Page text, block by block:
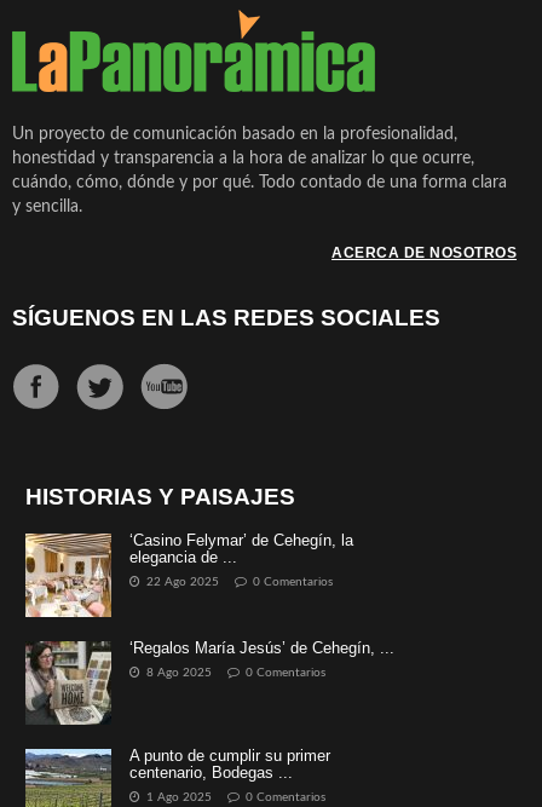
Un proyecto de comunicación basado en la profesionalidad,
honestidad y transparencia a la hora de analizar lo que ocurre,
cuándo, cómo, dónde y por qué. Todo contado de una forma clara
y sencilla.
ACERCA DE NOSOTROS
SÍGUENOS EN LAS REDES SOCIALES
HISTORIAS Y PAISAJES
‘Casino Felymar’ de Cehegín, la
elegancia de ...
22 Ago 2025 0 Comentarios
‘Regalos María Jesús’ de Cehegín, ...
8 Ago 2025 0 Comentarios
A punto de cumplir su primer
centenario, Bodegas ...
1 Ago 2025 0 Comentarios